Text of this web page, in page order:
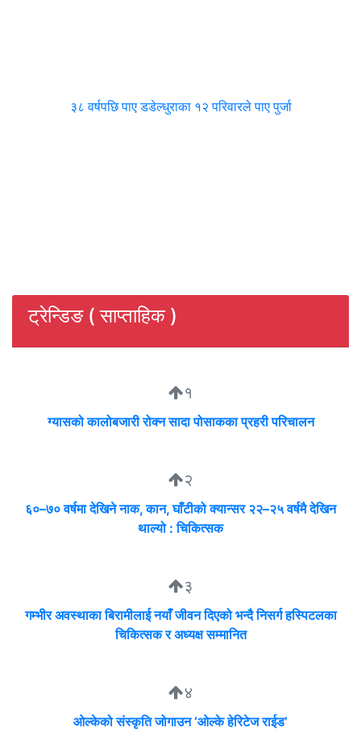
३८ वर्षपछि पाए डडेल्धुराका १२ परिवारले पाए पुर्जा
ट्रेन्डिङ ( साप्ताहिक )
१
ग्यासको कालोबजारी रोक्न सादा पोसाकका प्रहरी परिचालन
२
६०–७० वर्षमा देखिने नाक, कान, घाँटीको क्यान्सर २२–२५ वर्षमै देखिन
थाल्यो : चिकित्सक
३
गम्भीर अवस्थाका बिरामीलाई नयाँ जीवन दिएको भन्दै निसर्ग हस्पिटलका
चिकित्सक र अध्यक्ष सम्मानित
४
ओल्केको संस्कृति जोगाउन ‘ओल्के हेरिटेज राईड’